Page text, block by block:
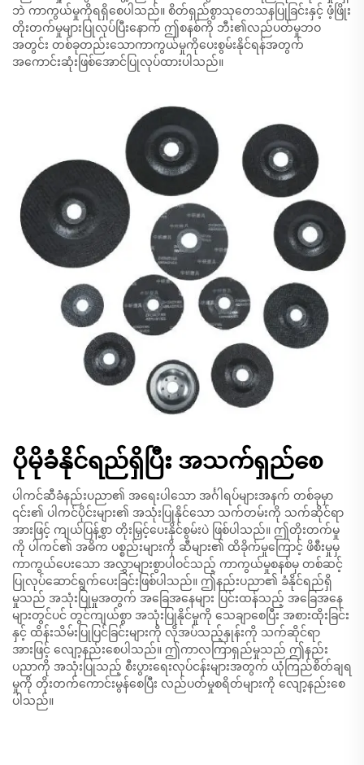
ဘဲ ကာကွယ်မှုကိုရရှိစေပါသည်။ စိတ်ရှည်စွာသုတေသနပြုခြင်းနှင့် ဖံ့ဖြိုး
တိုးတက်မှုများပြုလုပ်ပြီးနောက် ဤစနစ်ကို ဘီး၏လည်ပတ်မှုဘဝ
အတွင်း တစ်ခုတည်းသောကာကွယ်မှုကိုပေးစွမ်းနိုင်ရန်အတွက်
အကောင်းဆုံးဖြစ်အောင်ပြုလုပ်ထားပါသည်။
ပိုမိုခံနိုင်ရည်ရှိပြီး အသက်ရှည်စေ
ပါကင်ဆီခံနည်းပညာ၏ အရေးပါသော အင်္ဂါရပ်များအနက် တစ်ခုမှာ
၎င်း၏ ပါကင်ပိုင်းများ၏ အသုံးပြုနိုင်သော သက်တမ်းကို သက်ဆိုင်ရာ
အားဖြင့် ကျယ်ပြန့်စွာ တိုးမြှင့်ပေးနိုင်စွမ်းပဲ ဖြစ်ပါသည်။ ဤတိုးတက်မှု
ကို ပါကင်၏ အဓိက ပစ္စည်းများကို ဆီများ၏ ထိခိုက်မှုကြောင့် ဖိစီးမှုမှ
ကာကွယ်ပေးသော အလွှာများစွာပါဝင်သည့် ကာကွယ်မှုစနစ်မှ တစ်ဆင့်
ပြုလုပ်ဆောင်ရွက်ပေးခြင်းဖြစ်ပါသည်။ ဤနည်းပညာ၏ ခံနိုင်ရည်ရှိ
မှုသည် အသုံးပြုမှုအတွက် အခြေအနေများ ပြင်းထန်သည့် အခြေအနေ
များတွင်ပင် တွင်ကျယ်စွာ အသုံးပြုနိုင်မှုကို သေချာစေပြီး အစားထိုးခြင်း
နှင့် ထိန်းသိမ်းပြုပြင်ခြင်းများကို လိုအပ်သည့်နှုန်းကို သက်ဆိုင်ရာ
အားဖြင့် လျော့နည်းစေပါသည်။ ဤကာလကြာရှည်မှုသည် ဤနည်း
ပညာကို အသုံးပြုသည့် စီးပွားရေးလုပ်ငန်းများအတွက် ယုံကြည်စိတ်ချရ
မှုကို တိုးတက်ကောင်းမွန်စေပြီး လည်ပတ်မှုစရိတ်များကို လျော့နည်းစေ
ပါသည်။